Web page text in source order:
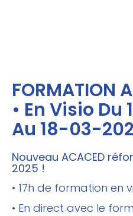
FORMATION
• En Visio
Au 18-03-
Nouveau ACACED
2025 !
• 17h de formation en
• En direct avec le